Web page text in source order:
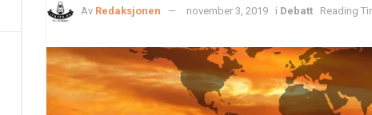
Av Redaksjonen november 3, 2019 i Debatt Reading